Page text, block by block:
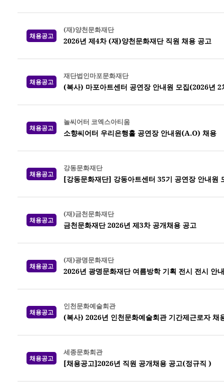
채용공고
(재)양천문화재단
2026년 제4차 (재)양천문화재단 직원 채용 공고
채용공고
재단법인마포문화재단
(복사) 마포아트센터 공연장 안내원 모집(2026년 2
채용공고
놀씨어터 코엑스아티움
소향씨어터 우리은행홀 공연장 안내원(A.O) 채용
채용공고
강동문화재단
[강동문화재단] 강동아트센터 35기 공연장 안내원
채용공고
(재)금천문화재단
금천문화재단 2026년 제3차 공개채용 공고
채용공고
(재)광명문화재단
2026년 광명문화재단 여름방학 기획 전시 전시 안
채용공고
인천문화예술회관
(복사) 2026년 인천문화예술회관 기간제근로자 채
채용공고
세종문화회관
[채용공고]2026년 직원 공개채용 공고(정규직 )